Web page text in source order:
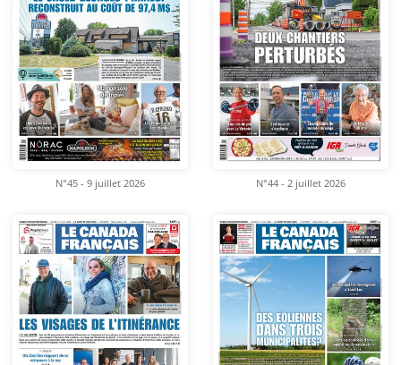
N°45 - 9 juillet 2026 N°44 - 2 juillet 2026